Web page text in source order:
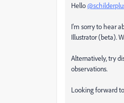
Hello
I'm sorry to hear
Illustrator (beta).
Alternatively, try
observations.
Looking forward